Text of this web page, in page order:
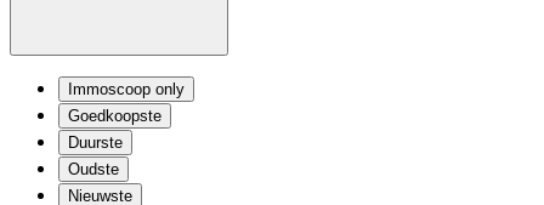
Immoscoop only
Goedkoopste
Duurste
Oudste
Nieuwste